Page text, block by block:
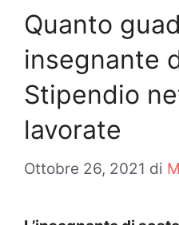
Quanto
insegnante
Stipendio
lavorate
Ottobre 26, 2021 di